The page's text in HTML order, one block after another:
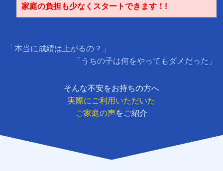
家庭の負担も少なくスタートできます！!
「本当に成績は上がるの？」
「うちの子は何をやってもダメだった」
そんな不安をお持ちの方へ
実際にご利用いただいた
ご家庭の声をご紹介